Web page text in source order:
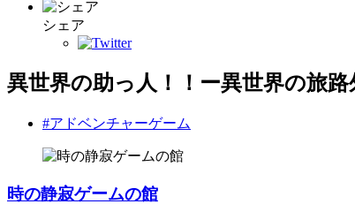
シェア
異世界の助っ人！！ー異世界の旅路
#アドベンチャーゲーム
時の静寂ゲームの館